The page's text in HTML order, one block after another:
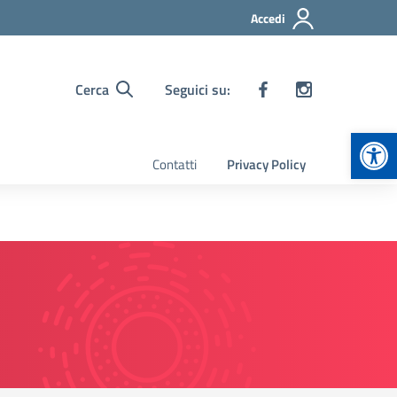
Accedi
Cerca Seguici su:
Contatti Privacy Policy